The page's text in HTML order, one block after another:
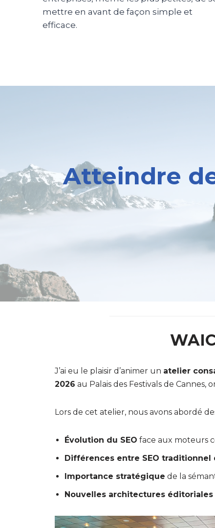
mettre en avant de façon simple et
efficace.
Atteindre
J’ai eu le plaisir d’animer un atelier
2026 au Palais des Festivals de Cannes,
Lors de cet atelier, nous avons abordé
Évolution du SEO face aux moteurs
Différences entre SEO
Importance stratégique de la
Nouvelles architectures éditoriales